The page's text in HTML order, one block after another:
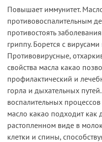
Повышает иммунитет.
противовоспалительным
противостоять
гриппу. Борется с
Противовирусные,
свойства масла какао
профилактический и
горла и дыхательных
воспалительных
масло какао подходит как
растопленном виде в
клетки и спины,